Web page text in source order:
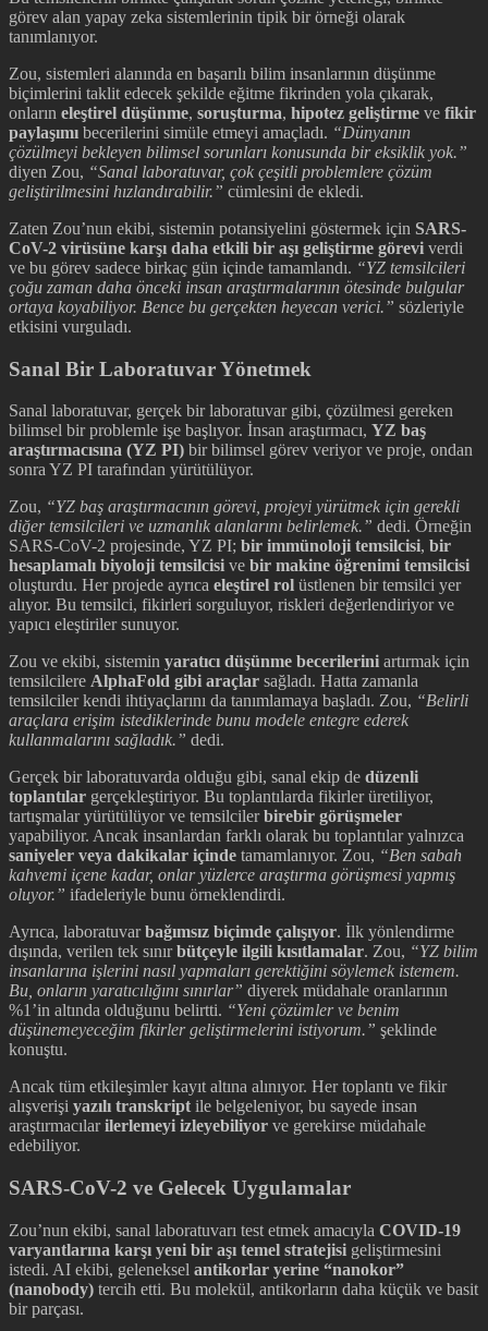
görev alan yapay zeka sistemlerinin tipik bir örneği olarak
tanımlanıyor.
Zou, sistemleri alanında en başarılı bilim insanlarının düşünme
biçimlerini taklit edecek şekilde eğitme fikrinden yola çıkarak,
onların eleştirel düşünme, soruşturma, hipotez geliştirme ve fikir
paylaşımı becerilerini simüle etmeyi amaçladı. “Dünyanın
çözülmeyi bekleyen bilimsel sorunları konusunda bir eksiklik yok.”
diyen Zou, “Sanal laboratuvar, çok çeşitli problemlere çözüm
geliştirilmesini hızlandırabilir.” cümlesini de ekledi.
Zaten Zou’nun ekibi, sistemin potansiyelini göstermek için SARS-
CoV-2 virüsüne karşı daha etkili bir aşı geliştirme görevi verdi
ve bu görev sadece birkaç gün içinde tamamlandı. “YZ temsilcileri
çoğu zaman daha önceki insan araştırmalarının ötesinde bulgular
ortaya koyabiliyor. Bence bu gerçekten heyecan verici.” sözleriyle
etkisini vurguladı.
Sanal Bir Laboratuvar Yönetmek
Sanal laboratuvar, gerçek bir laboratuvar gibi, çözülmesi gereken
bilimsel bir problemle işe başlıyor. İnsan araştırmacı, YZ baş
araştırmacısına (YZ PI) bir bilimsel görev veriyor ve proje, ondan
sonra YZ PI tarafından yürütülüyor.
Zou, “YZ baş araştırmacının görevi, projeyi yürütmek için gerekli
diğer temsilcileri ve uzmanlık alanlarını belirlemek.” dedi. Örneğin
SARS-CoV-2 projesinde, YZ PI; bir immünoloji temsilcisi, bir
hesaplamalı biyoloji temsilcisi ve bir makine öğrenimi temsilcisi
oluşturdu. Her projede ayrıca eleştirel rol üstlenen bir temsilci yer
alıyor. Bu temsilci, fikirleri sorguluyor, riskleri değerlendiriyor ve
yapıcı eleştiriler sunuyor.
Zou ve ekibi, sistemin yaratıcı düşünme becerilerini artırmak için
temsilcilere AlphaFold gibi araçlar sağladı. Hatta zamanla
temsilciler kendi ihtiyaçlarını da tanımlamaya başladı. Zou, “Belirli
araçlara erişim istediklerinde bunu modele entegre ederek
kullanmalarını sağladık.” dedi.
Gerçek bir laboratuvarda olduğu gibi, sanal ekip de düzenli
toplantılar gerçekleştiriyor. Bu toplantılarda fikirler üretiliyor,
tartışmalar yürütülüyor ve temsilcilerbirebir görüşmeler
yapabiliyor. Ancak insanlardan farklı olarak bu toplantılar yalnızca
saniyeler veya dakikalar içinde tamamlanıyor. Zou, “Ben sabah
kahvemi içene kadar, onlar yüzlerce araştırma görüşmesi yapmış
oluyor.” ifadeleriyle bunu örneklendirdi.
Ayrıca, laboratuvarbağımsız biçimde çalışıyor. İlk yönlendirme
dışında, verilen tek sınırbütçeyle ilgili kısıtlamalar. Zou, “YZ bilim
insanlarına işlerini nasıl yapmaları gerektiğini söylemek istemem.
Bu, onların yaratıcılığını sınırlar” diyerek müdahale oranlarının
%1’in altında olduğunu belirtti. “Yeni çözümler ve benim
düşünemeyeceğim fikirler geliştirmelerini istiyorum.” şeklinde
konuştu.
Ancak tüm etkileşimler kayıt altına alınıyor. Her toplantı ve fikir
alışverişi yazılı transkript ile belgeleniyor, bu sayede insan
araştırmacılarilerlemeyi izleyebiliyor ve gerekirse müdahale
edebiliyor.
SARS-CoV-2 ve Gelecek Uygulamalar
Zou’nun ekibi, sanal laboratuvarı test etmek amacıyla COVID-19
varyantlarına karşı yeni bir aşı temel stratejisi geliştirmesini
istedi. AI ekibi, geleneksel antikorlar yerine “nanokor”
(nanobody) tercih etti. Bu molekül, antikorların daha küçük ve basit
bir parçası.